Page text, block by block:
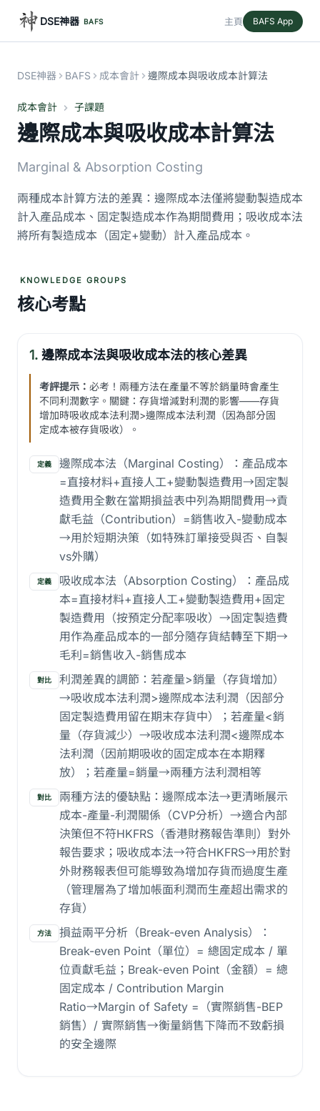
DSE神器 BAFS 主頁 BAFS App
DSE神器 BAFS 成本會計 邊際成本與吸收成本計算法
成本會計 子課題
邊際成本與吸收成本計算法
Marginal & Absorption Costing
兩種成本計算方法的差異：邊際成本法僅將變動製造成本
計入產品成本、固定製造成本作為期間費用；吸收成本法
將所有製造成本（固定+變動）計入產品成本。
KNOWLEDGE GROUPS
核心考點
1. 邊際成本法與吸收成本法的核心差異
考評提示： 必考！兩種方法在產量不等於銷量時會產生
不同利潤數字。關鍵：存貨增減對利潤的影響——存貨
增加時吸收成本法利潤>邊際成本法利潤（因為部分固
定成本被存貨吸收）。
定義
邊際成本法（Marginal Costing）：產品成本
=直接材料+直接人工+變動製造費用→固定製
造費用全數在當期損益表中列為期間費用→貢
獻毛益（Contribution）=銷售收入-變動成本
→用於短期決策（如特殊訂單接受與否、自製
vs外購）
定義
吸收成本法（Absorption Costing）：產品成
本=直接材料+直接人工+變動製造費用+固定
製造費用（按預定分配率吸收）→固定製造費
用作為產品成本的一部分隨存貨結轉至下期→
毛利=銷售收入-銷售成本
對比
利潤差異的調節：若產量>銷量（存貨增加）
→吸收成本法利潤>邊際成本法利潤（因部分
固定製造費用留在期末存貨中）；若產量<銷
量（存貨減少）→吸收成本法利潤<邊際成本
法利潤（因前期吸收的固定成本在本期釋
放）；若產量=銷量→兩種方法利潤相等
對比
兩種方法的優缺點：邊際成本法→更清晰展示
成本-產量-利潤關係（CVP分析）→適合內部
決策但不符HKFRS（香港財務報告準則）對外
報告要求；吸收成本法→符合HKFRS→用於對
外財務報表但可能導致為增加存貨而過度生產
（管理層為了增加帳面利潤而生產超出需求的
存貨）
方法
損益兩平分析（Break-even Analysis）：
Break-even Point（單位）= 總固定成本 / 單
位貢獻毛益；Break-even Point（金額）= 總
固定成本 / Contribution Margin
Ratio→Margin of Safety =（實際銷售-BEP
銷售）/ 實際銷售→衡量銷售下降而不致虧損
的安全邊際